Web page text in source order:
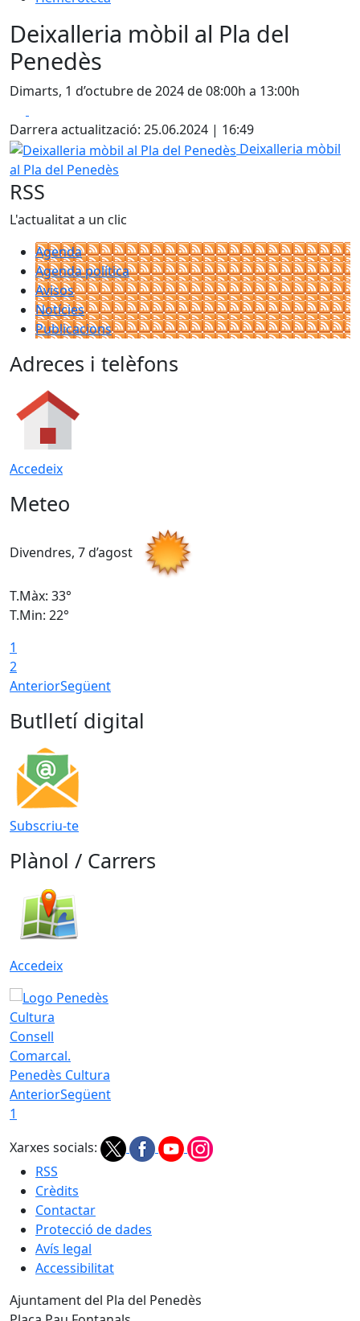
Deixalleria mòbil al Pla del
Penedès
Dimarts, 1 d’octubre de 2024 de 08:00h a 13:00h
Darrera actualització: 25.06.2024 | 16:49
Deixalleria mòbil al Pla del Penedès
Deixalleria mòbil
al Pla del Penedès
RSS
L'actualitat a un clic
Agenda
Agenda política
Avisos
Notícies
Publicacions
Adreces i telèfons
Accedeix
Meteo
Divendres, 7 d’agost
T.Màx: 33°
T.Min: 22°
1
2
AnteriorSegüent
Butlletí digital
Subscriu-te
Plànol / Carrers
Accedeix
Consell
Comarcal.
Penedès Cultura
AnteriorSegüent
1
Xarxes socials:
RSS
Crèdits
Contactar
Protecció de dades
Avís legal
Accessibilitat
Ajuntament del Pla del Penedès